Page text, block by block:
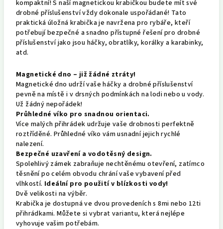
kompaktní! S naší magnetickou krabičkou budete mít své
drobné příslušenství vždy dokonale uspořádané! Tato
praktická úložná krabička je navržena pro rybáře, kteří
potřebují bezpečné a snadno přístupné řešení pro drobné
příslušenství jako jsou háčky, obratlíky, korálky a karabinky,
atd.
Magnetické dno – již žádné ztráty!
Magnetické dno udrží vaše háčky a drobné příslušenství
pevně na místě i v drsných podmínkách na lodi nebo u vody.
Už žádný nepořádek!
Průhledné víko pro snadnou orientaci.
Více malých přihrádek udržuje vaše drobnosti perfektně
roztříděné. Průhledné víko vám usnadní jejich rychlé
nalezení.
Bezpečné uzavření a vodotěsný design.
Spolehlivý zámek zabraňuje nechtěnému otevření, zatímco
těsnění po celém obvodu chrání vaše vybavení před
vlhkostí. Ideální pro použití v blízkosti vody!
Dvě velikosti na výběr.
Krabička je dostupná ve dvou provedeních s 8mi nebo 12ti
přihrádkami. Můžete si vybrat variantu, která nejlépe
vyhovuje vašim potřebám.